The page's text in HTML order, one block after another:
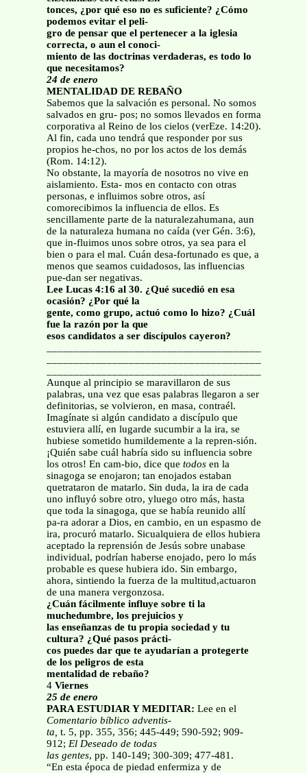
tonces, ¿por qué eso no es suficiente? ¿Cómo
podemos evitar el peli-
gro de pensar que el pertenecer a la iglesia
correcta, o aun el conoci-
miento de las doctrinas verdaderas, es todo lo
que necesitamos?
24 de enero
MENTALIDAD DE REBAÑO
Sabemos que la salvación es personal. No somos
salvados en gru- pos; no somos llevados en forma
corporativa al Reino de los cielos (verEze. 14:20).
Al fin, cada uno tendrá que responder por sus
propios he-chos, no por los actos de los demás
(Rom. 14:12).
No obstante, la mayoría de nosotros no vive en
aislamiento. Esta- mos en contacto con otras
personas, e influimos sobre otros, así
comorecibimos la influencia de ellos. Es
sencillamente parte de la naturalezahumana, aun
de la naturaleza humana no caída (ver Gén. 3:6),
que in-fluimos unos sobre otros, ya sea para el
bien o para el mal. Cuán desa-fortunado es que, a
menos que seamos cuidadosos, las influencias
pue-dan ser negativas.
Lee Lucas 4:16 al 30. ¿Qué sucedió en esa
ocasión? ¿Por qué la
gente, como grupo, actuó como lo hizo? ¿Cuál
fue la razón por la que
esos candidatos a ser discípulos cayeron?
Aunque al principio se maravillaron de sus
palabras, una vez que esas palabras llegaron a ser
definitorias, se volvieron, en masa, contraél.
Imagínate si algún candidato a discípulo que
estuviera allí, en lugarde sucumbir a la ira, se
hubiese sometido humildemente a la repren-sión.
¡Quién sabe cuál habría sido su influencia sobre
los otros! En cam-bio, dice que todos en la
sinagoga se enojaron; tan enojados estaban
quetrataron de matarlo. Sin duda, la ira de cada
uno influyó sobre otro, yluego otro más, hasta
que toda la sinagoga, que se había reunido allí
pa-ra adorar a Dios, en cambio, en un espasmo de
ira, procuró matarlo. Sicualquiera de ellos hubiera
aceptado la reprensión de Jesús sobre unabase
individual, podrían haberse enojado, pero lo más
probable es quese hubiera ido. Sin embargo,
ahora, sintiendo la fuerza de la multitud,actuaron
de una manera vergonzosa.
¿Cuán fácilmente influye sobre ti la
muchedumbre, los prejuicios y
las enseñanzas de tu propia sociedad y tu
cultura? ¿Qué pasos prácti-
cos puedes dar que te ayudarían a protegerte
de los peligros de esta
mentalidad de rebaño?
4 Viernes
25 de enero
PARA ESTUDIAR Y MEDITAR: Lee en el
Comentario bíblico adventis-
ta, t. 5, pp. 355, 356; 445-449; 590-592; 909-
912; El Deseado de todas
las gentes, pp. 140-149; 300-309; 477-481.
“En esta época de piedad enfermiza y de